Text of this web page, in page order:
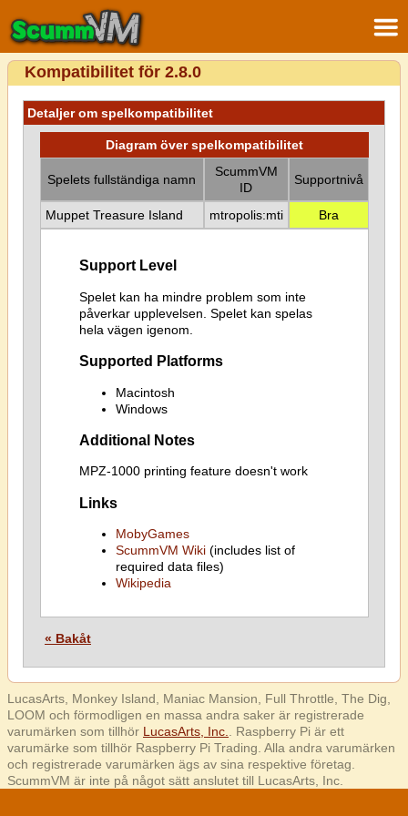
Kompatibilitet för 2.8.0
Detaljer om spelkompatibilitet
Diagram över spelkompatibilitet
Spelets fullständiga namn
ScummVM
ID
Supportnivå
Muppet Treasure Island mtropolis:mti Bra
Support Level
Spelet kan ha mindre problem som inte
påverkar upplevelsen. Spelet kan spelas
hela vägen igenom.
Supported Platforms
Macintosh
Windows
Additional Notes
MPZ-1000 printing feature doesn't work
Links
MobyGames
ScummVM Wiki(includes list of
required data files)
Wikipedia
« Bakåt
LucasArts, Monkey Island, Maniac Mansion, Full Throttle, The Dig,
LOOM och förmodligen en massa andra saker är registrerade
varumärken som tillhör LucasArts, Inc.
. Raspberry Pi är ett
varumärke som tillhör Raspberry Pi Trading. Alla andra varumärken
och registrerade varumärken ägs av sina respektive företag.
ScummVM är inte på något sätt anslutet till LucasArts, Inc.